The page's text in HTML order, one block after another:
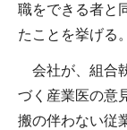
職をできる者と
たことを挙げる。
会社が、組合
づく産業医の意
搬の伴わない従